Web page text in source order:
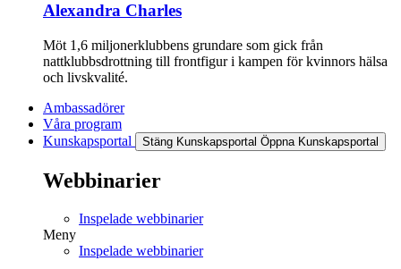
Alexandra Charles
Möt 1,6 miljonerklubbens grundare som gick från
nattklubbsdrottning till frontfigur i kampen för kvinnors hälsa
och livskvalité.
Ambassadörer
Våra program
Kunskapsportal
Stäng Kunskapsportal Öppna Kunskapsportal
Webbinarier
Inspelade webbinarier
Meny
Inspelade webbinarier